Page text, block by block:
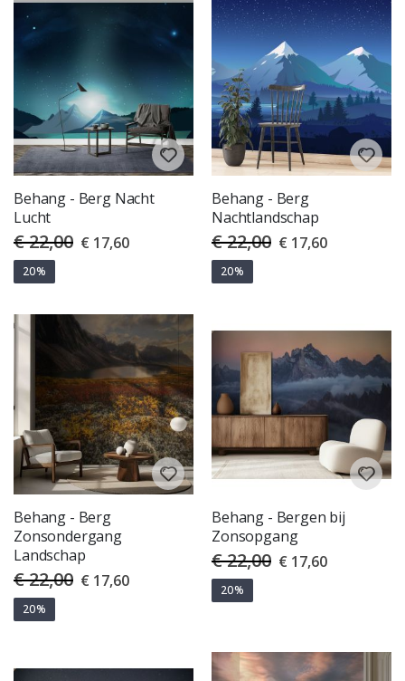
Behang - Berg Nacht
Lucht
€ 22,00 Special
Price
€ 17,60
20%
Behang - Berg
Nachtlandschap
€ 22,00 Special
Price
€ 17,60
20%
Behang - Berg
Zonsondergang
Landschap
€ 22,00 Special
Price
€ 17,60
20%
Behang - Bergen bij
Zonsopgang
€ 22,00 Special
Price
€ 17,60
20%